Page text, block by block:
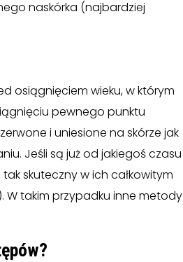
naskórka (najbardziej
osiągnięciem wieku, w którym
pewnego punktu
i uniesione na skórze jak
Jeśli są już od jakiegoś czasu
skuteczny w ich całkowitym
takim przypadku inne metody